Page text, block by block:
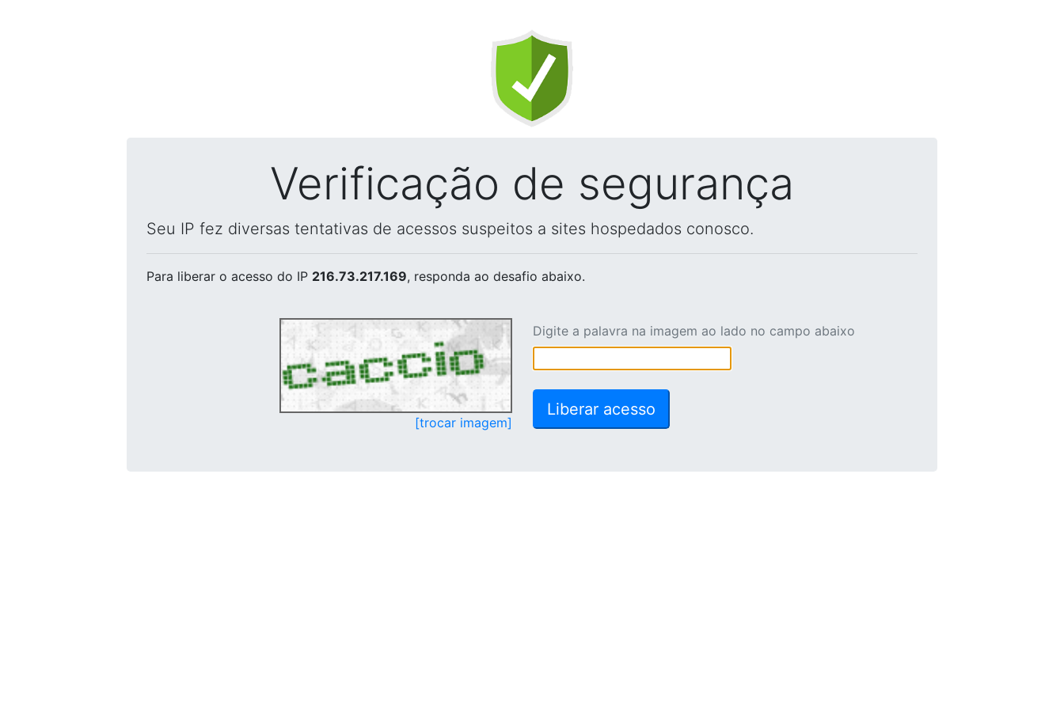
Verificação de segurança
Seu IP fez diversas tentativas de acessos suspeitos a sites hospedados conosco.
Para liberar o acesso do IP 216.73.217.169, responda ao desafio abaixo.
[trocar imagem]
Digite a palavra na imagem ao lado no campo abaixo